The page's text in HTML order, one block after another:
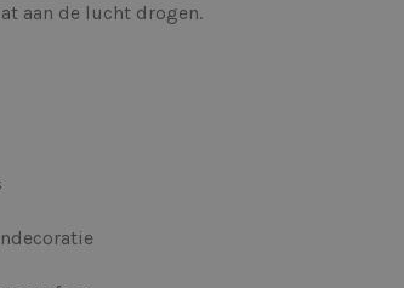
aan de lucht drogen.